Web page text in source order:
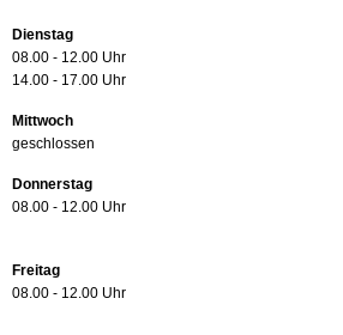
Dienstag
08.00 - 12.00 Uhr
14.00 - 17.00 Uhr
Mittwoch
geschlossen
Donnerstag
08.00 - 12.00 Uhr
Freitag
08.00 - 12.00 Uhr